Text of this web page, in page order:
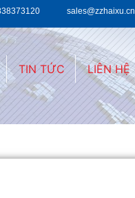
sales@zzhaixu.cn
TIN TỨC LIÊN HỆ